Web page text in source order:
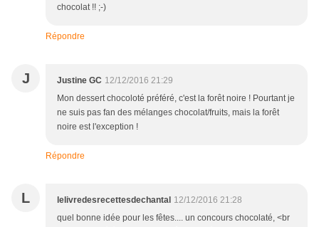
chocolat !! ;-)
Répondre
J Justine GC 12/12/2016 21:29
Mon dessert chocoloté préféré, c'est la forêt noire ! Pourtant je
ne suis pas fan des mélanges chocolat/fruits, mais la forêt
noire est l'exception !
Répondre
L lelivredesrecettesdechantal 12/12/2016 21:28
quel bonne idée pour les fêtes.... un concours chocolaté, <br